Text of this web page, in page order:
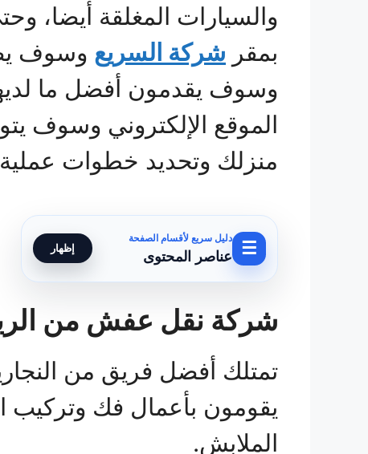
والسيارات المغلقة أيضا،
بمقر شركة السريع وسوف
وسوف يقدمون أفضل ما
الموقع الإلكتروني وسوف
منزلك وتحديد خطوات عملية
☰
دليل سريع لأقسام الصفحة
عناصر المحتوى إظهار
شركة نقل عفش من
تمتلك أفضل فريق من
يقومون بأعمال فك وتركيب
الملابش.